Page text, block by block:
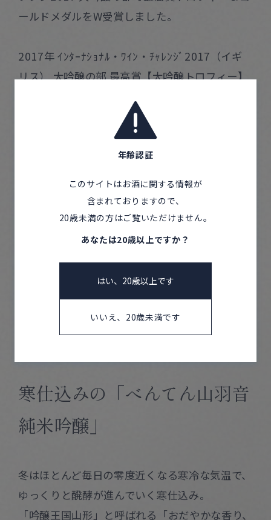
ールドメダルをW受賞しました。
2017年 ｲﾝﾀｰﾅｼｮﾅﾙ・ﾜｲﾝ・ﾁｬﾚﾝｼﾞ2017（イギ
リス） 大吟醸の部 最高賞【大吟醸トロフィー】
2017年 全米日本酒歓評会 純米酒の部 最高賞 グ
ランプリ（大賞）受賞
2018年 ｲﾝﾀｰﾅｼｮﾅﾙ・ﾜｲﾝ・ﾁｬﾚﾝｼﾞ2018（イギ
リス） ゴールドメダル受賞
2019年 Kura Master（フランス） 金賞受賞
2020年 Kura Master（フランス） プラチナ賞受
賞、蔵元最高賞【エメラルド賞】受賞
2021年 ｲﾝﾀｰﾅｼｮﾅﾙ・ﾜｲﾝ・ﾁｬﾚﾝｼﾞ2021（イギ
リス） 部門最高賞【古酒トロフィー】受賞
2021年 全米日本酒歓評会 ゴールドメダル受賞
寒仕込みの「べんてん山羽音
純米吟醸」
冬はほとんど毎日の零度近くなる寒冷な気温で、
ゆっくりと醗酵が進んでいく寒仕込み。
「吟醸王国山形」と呼ばれる「おだやかな香り、
年齢認証
このサイトはお酒に関する情報が
含まれておりますので、
20歳未満の方はご覧いただけません。
あなたは20歳以上ですか？
はい、20歳以上です
いいえ、20歳未満です